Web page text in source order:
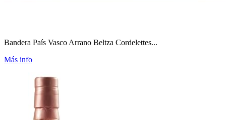
Bandera País Vasco Arrano Beltza Cordelettes...
Más info